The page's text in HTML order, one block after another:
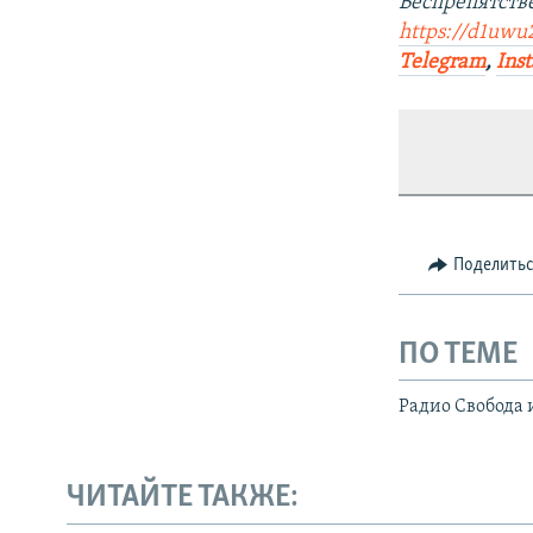
https://
Telegram,
ПО ТЕМЕ
Радио Свобода
ЧИТАЙТЕ ТАКЖЕ: